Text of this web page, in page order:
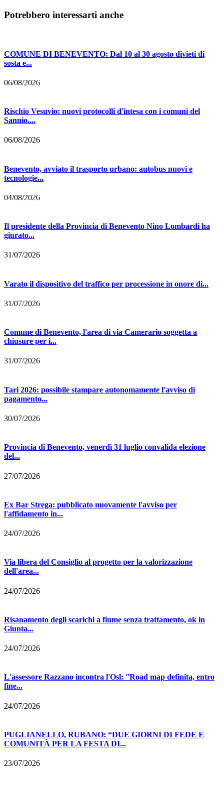
Potrebbero interessarti anche
COMUNE DI BENEVENTO: Dal 10 al 30 agosto divieti di
sosta e...
06/08/2026
Rischio Vesuvio: nuovi protocolli d'intesa con i comuni del
Sannio....
06/08/2026
Benevento, avviato il trasporto urbano: autobus nuovi e
tecnologie...
04/08/2026
Il presidente della Provincia di Benevento Nino Lombardi ha
giurato...
31/07/2026
Varato il dispositivo del traffico per processione in onore di...
31/07/2026
Comune di Benevento, l'area di via Camerario soggetta a
chiusure per i...
31/07/2026
Tari 2026: possibile stampare autonomamente l'avviso di
pagamento...
30/07/2026
Provincia di Benevento, venerdì 31 luglio convalida elezione
del...
27/07/2026
Ex Bar Strega: pubblicato nuovamente l'avviso per
l'affidamento in...
24/07/2026
Via libera del Consiglio al progetto per la valorizzazione
dell'area...
24/07/2026
Risanamento degli scarichi a fiume senza trattamento, ok in
Giunta...
24/07/2026
L'assessore Razzano incontra l'Osl: ''Road map definita, entro
fine...
24/07/2026
PUGLIANELLO, RUBANO: “DUE GIORNI DI FEDE E
COMUNITÀ PER LA FESTA DI...
23/07/2026